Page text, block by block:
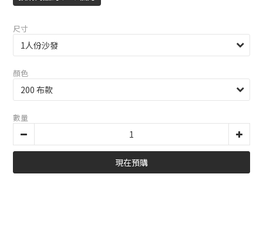
尺寸
顏色
數量
現在預購